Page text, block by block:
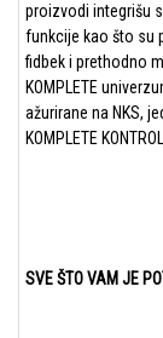
proizvodi integrišu
funkcije kao što su
fidbek i prethodno
KOMPLETE
ažurirane na NKS,
KOMPLETE
SVE ŠTO VAM JE